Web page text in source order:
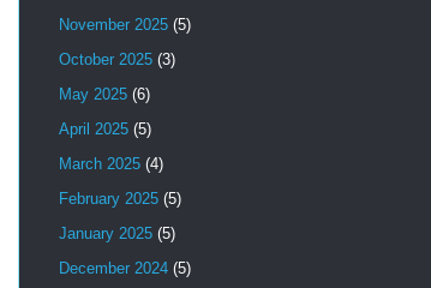
November 2025 (5)
October 2025 (3)
May 2025 (6)
April 2025 (5)
March 2025 (4)
February 2025 (5)
January 2025 (5)
December 2024 (5)